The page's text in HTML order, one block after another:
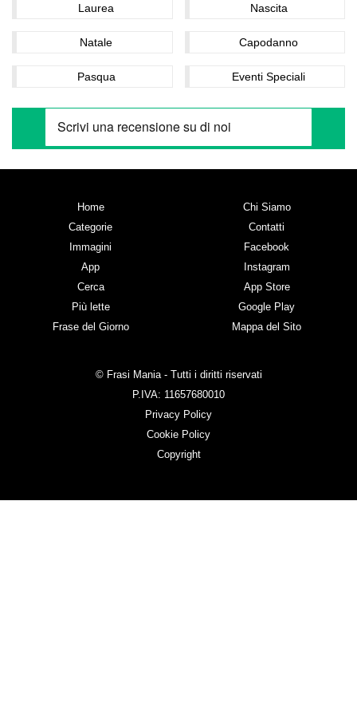
Laurea Nascita
Natale Capodanno
Pasqua Eventi Speciali
Home
Categorie
Immagini
App
Cerca
Più lette
Frase del Giorno
Chi Siamo
Contatti
Facebook
Instagram
App Store
Google Play
Mappa del Sito
© Frasi Mania - Tutti i diritti riservati
P.IVA: 11657680010
Privacy Policy
Cookie Policy
Copyright